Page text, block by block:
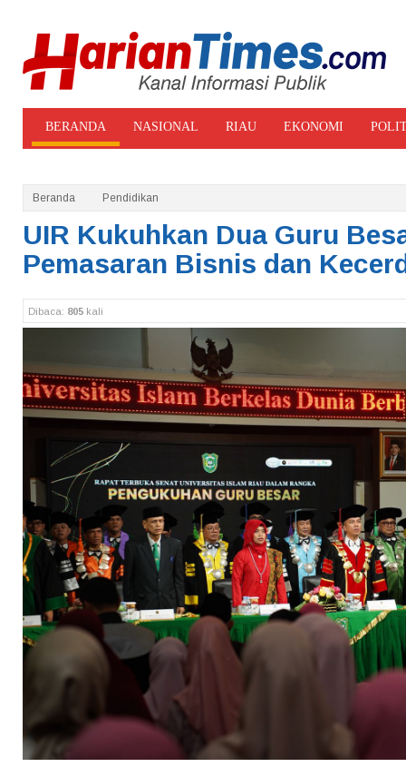
BERANDA NASIONAL RIAU EKONOMI
Beranda Pendidikan
UIR Kukuhkan Dua Guru
Pemasaran Bisnis dan
Dibaca: 805 kali